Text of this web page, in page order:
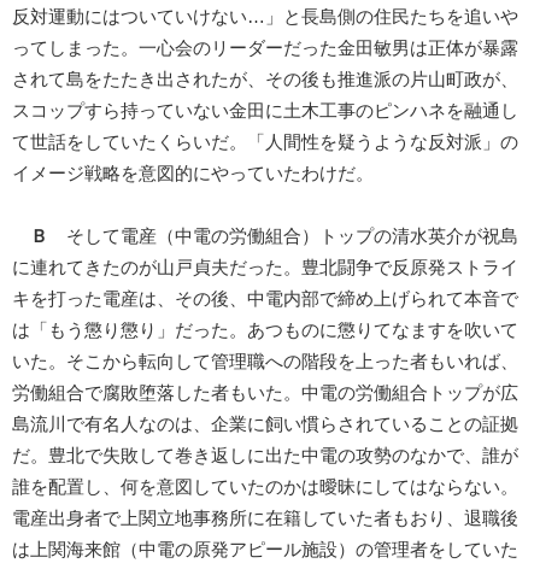
反対運動にはついていけない…」と長島側の住民たちを追いや
ってしまった。一心会のリーダーだった金田敏男は正体が暴露
されて島をたたき出されたが、その後も推進派の片山町政が、
スコップすら持っていない金田に土木工事のピンハネを融通し
て世話をしていたくらいだ。「人間性を疑うような反対派」の
イメージ戦略を意図的にやっていたわけだ。
Ｂ
そして電産（中電の労働組合）トップの清水英介が祝島
に連れてきたのが山戸貞夫だった。豊北闘争で反原発ストライ
キを打った電産は、その後、中電内部で締め上げられて本音で
は「もう懲り懲り」だった。あつものに懲りてなますを吹いて
いた。そこから転向して管理職への階段を上った者もいれば、
労働組合で腐敗堕落した者もいた。中電の労働組合トップが広
島流川で有名人なのは、企業に飼い慣らされていることの証拠
だ。豊北で失敗して巻き返しに出た中電の攻勢のなかで、誰が
誰を配置し、何を意図していたのかは曖昧にしてはならない。
電産出身者で上関立地事務所に在籍していた者もおり、退職後
は上関海来館（中電の原発アピール施設）の管理者をしていた